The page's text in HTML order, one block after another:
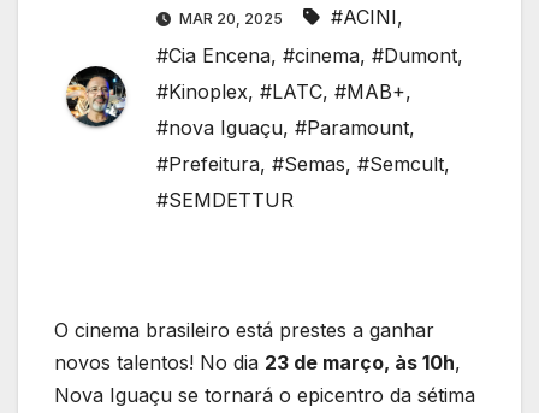
MAR 20, 2025 #ACINI,
#Cia Encena, #cinema, #Dumont,
#Kinoplex, #LATC, #MAB+,
#nova Iguaçu, #Paramount,
#Prefeitura, #Semas, #Semcult,
#SEMDETTUR
O cinema brasileiro está prestes a ganhar
novos talentos! No dia 23 de março, às 10h,
Nova Iguaçu se tornará o epicentro da sétima